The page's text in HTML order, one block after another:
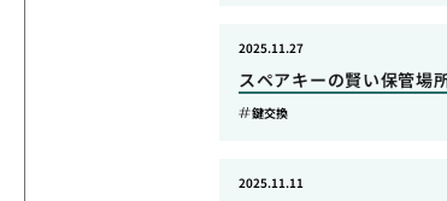
スペアキーの賢い保管場
2025.11.27
鍵交換
2025.11.11